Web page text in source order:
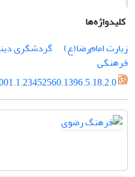
کلیدواژه‌ها
زیارت امام‌رضا(ع)
گردشگری
فرهنگی